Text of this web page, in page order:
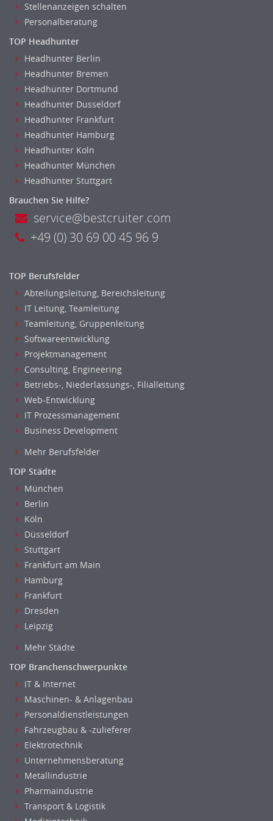
Maschinenbau
Materialwissenschaft
Mechatronik
Medizintechnik
Optiker, Akustiker
Brandschutz
Prozessmanagement
Qualitätsmanagement
Technische Dokumentation
Technischer Systemplaner, Bauzeichner
Veranstaltungstechnik
Verfahrenstechnik
Vertriebsingenieur
Wirtschaftsingenieur
Technisches Gebäudemanagement (TGM)
Datenbanken
Embedded Systems
Helpdesk
IT Leitung, Teamleitung
Projektmanagement
IT Prozessmanagement
Qualitätssicherung, Qualitätsprüfung
SAP/ERP-Beratung, Entwicklung
Security
Softwareentwicklung
Systemadministration, Netzwerkadministration
Training
Web-Entwicklung
Wirtschaftsinformatik
Biologie
Biotechnologie
Chemie
Geowissenschaften
Labor, Forschung
Pharmazie
Physik
Agiles Projektmanagement
Digital Leadership
Industrie 4.0
Internet of Things
Angestellte, Beamte auf Bundesebene
Angestellte, Beamte auf Landes-, kommunaler Ebene
Angestellte, Beamte im auswärtigen Dienst
(Bundes-)Polizei, Justizvollzug
Bundeswehr, Wehrverwaltung
Feuerwehr
Steuerverwaltung, Finanzverwaltung
Stellenanzeigen schalten
Personalberatung
TOP Headhunter
Headhunter Berlin
Headhunter Bremen
Headhunter Dortmund
Headhunter Dusseldorf
Headhunter Frankfurt
Headhunter Hamburg
Headhunter Koln
Headhunter München
Headhunter Stuttgart
Brauchen Sie Hilfe?
service@bestcruiter.com
+49 (0) 30 69 00 45 96 9
TOP Berufsfelder
Abteilungsleitung, Bereichsleitung
IT Leitung, Teamleitung
Teamleitung, Gruppenleitung
Softwareentwicklung
Projektmanagement
Consulting, Engineering
Betriebs-, Niederlassungs-, Filialleitung
Web-Entwicklung
IT Prozessmanagement
Business Development
Mehr Berufsfelder
TOP Städte
München
Berlin
Köln
Düsseldorf
Stuttgart
Frankfurt am Main
Hamburg
Frankfurt
Dresden
Leipzig
Mehr Städte
TOP Branchenschwerpunkte
IT & Internet
Maschinen- & Anlagenbau
Personaldienstleistungen
Fahrzeugbau & -zulieferer
Elektrotechnik
Unternehmensberatung
Metallindustrie
Pharmaindustrie
Transport & Logistik